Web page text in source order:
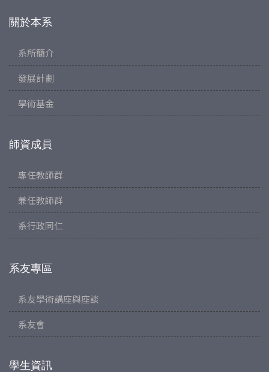
關於本系
系所簡介
發展計劃
學術基金
師資成員
專任教師群
兼任教師群
系行政同仁
系友專區
系友學術講座與座談
系友會
學生資訊